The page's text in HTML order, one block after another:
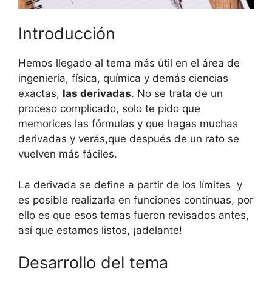
Introducción
Hemos llegado al tema más útil en el área de
ingeniería, física, química y demás ciencias
exactas, las derivadas. No se trata de un
proceso complicado, solo te pido que
memorices las fórmulas y que hagas muchas
derivadas y verás,que después de un rato se
vuelven más fáciles.
La derivada se define a partir de los límites y
es posible realizarla en funciones continuas, por
ello es que esos temas fueron revisados antes,
así que estamos listos, ¡adelante!
Desarrollo del tema